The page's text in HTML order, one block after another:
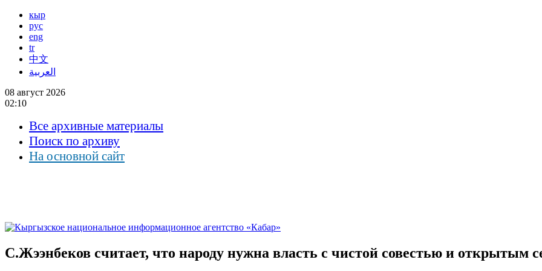
кыр
рус
eng
tr
中文
العربية
08 август 2026
02:10
Все архивные материалы
Поиск по архиву
На основной сайт
С.Жээнбеков считает, что народу нужна власть с чистой совестью и открытым